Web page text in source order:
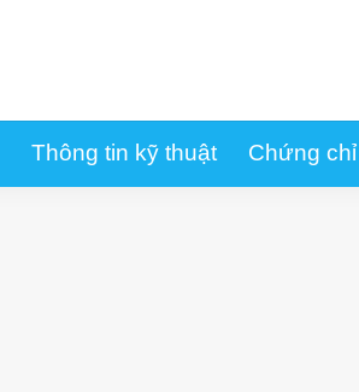
Thông tin kỹ thuật Chứng chỉ